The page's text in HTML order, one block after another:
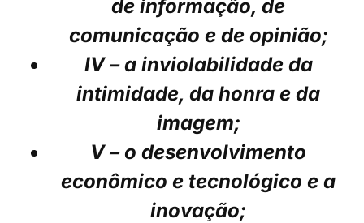
de informação, de
comunicação e de opinião;
IV – a inviolabilidade da
intimidade, da honra e da
imagem;
V – o desenvolvimento
econômico e tecnológico e a
inovação;